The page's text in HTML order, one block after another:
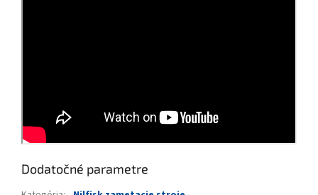
Dodatočné parametre